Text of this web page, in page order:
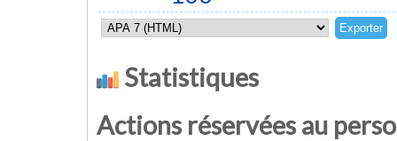
Statistiques
Actions réservées au